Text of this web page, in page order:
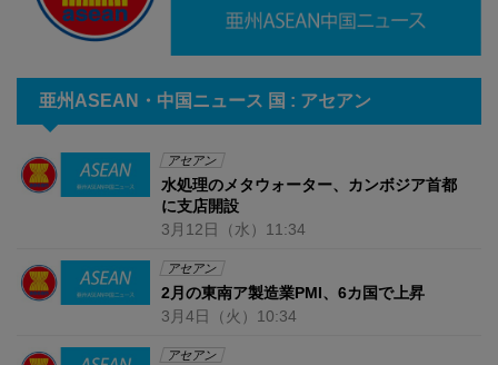
亜州ASEAN・中国ニュース 国 : アセアン
アセアン
水処理のメタウォーター、カンボジア首都
に支店開設
3月12日 （水） 11:34
アセアン
2月の東南ア製造業PMI、6カ国で上昇
3月4日 （火） 10:34
アセアン